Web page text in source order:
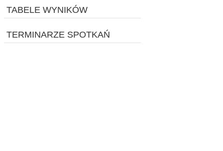
TABELE WYNIKÓW
TERMINARZE SPOTKAŃ